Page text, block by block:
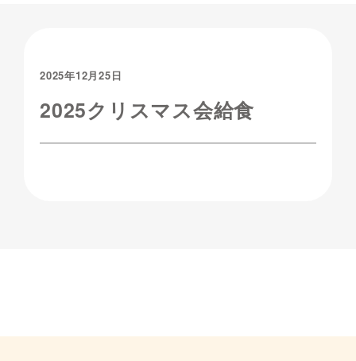
2025年12月25日
2025クリスマス会給食